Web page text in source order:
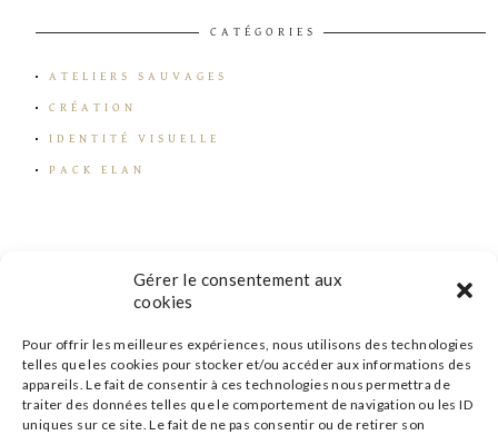
Gérer le consentement aux
cookies
Pour offrir les meilleures expériences, nous utilisons des technologies
telles que les cookies pour stocker et/ou accéder aux informations des
appareils. Le fait de consentir à ces technologies nous permettra de
traiter des données telles que le comportement de navigation ou les ID
uniques sur ce site. Le fait de ne pas consentir ou de retirer son
CATÉGORIES
ATELIERS SAUVAGES
CRÉATION
IDENTITÉ VISUELLE
PACK ELAN